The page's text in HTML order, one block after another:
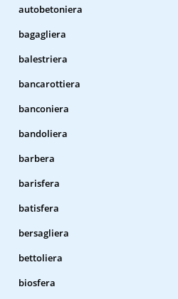
autobetoniera
bagagliera
balestriera
bancarottiera
banconiera
bandoliera
barbera
barisfera
batisfera
bersagliera
bettoliera
biosfera